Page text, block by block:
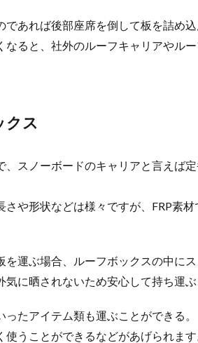
であれば後部座席を倒して板を詰め込
なると、社外のルーフキャリアやル
クス
、スノーボードのキャリアと言えば
さや形状などは様々ですが、FRP素
を運ぶ場合、ルーフボックスの中に
気に晒されないため安心して持ち運ぶ
ったアイテム類も運ぶことができる。
使うことができるなどがあげられます